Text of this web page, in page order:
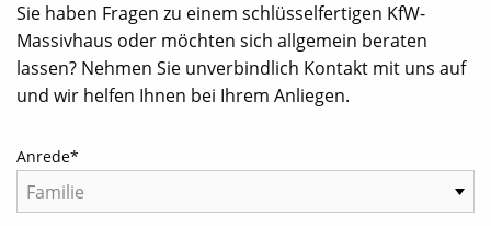
Sie haben Fragen zu einem schlüsselfertigen KfW-
Massivhaus oder möchten sich allgemein beraten
lassen? Nehmen Sie unverbindlich Kontakt mit uns auf
und wir helfen Ihnen bei Ihrem Anliegen.
Anrede*